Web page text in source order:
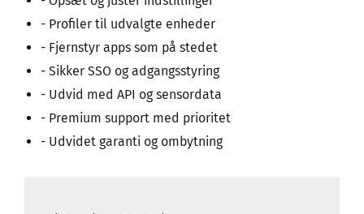
- Profiler til udvalgte enheder
- Fjernstyr apps som på stedet
- Sikker SSO og adgangsstyring
- Udvid med API og sensordata
- Premium support med prioritet
- Udvidet garanti og ombytning